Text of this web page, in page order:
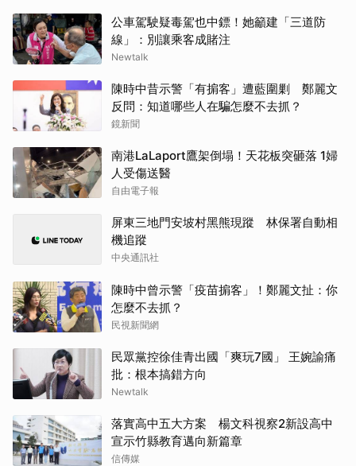
公車駕駛疑毒駕也中鏢！她籲建「三道防
線」：別讓乘客成賭注
Newtalk
陳時中昔示警「有掮客」遭藍圍剿 鄭麗文
反問：知道哪些人在騙怎麼不去抓？
鏡新聞
南港LaLaport鷹架倒塌！天花板突砸落 1婦
人受傷送醫
自由電子報
屏東三地門安坡村黑熊現蹤 林保署自動相
機追蹤
中央通訊社
陳時中曾示警「疫苗掮客」！鄭麗文扯：你
怎麼不去抓？
民視新聞網
民眾黨控徐佳青出國「爽玩7國」 王婉諭痛
批：根本搞錯方向
Newtalk
落實高中五大方案 楊文科視察2新設高中
宣示竹縣教育邁向新篇章
信傳媒